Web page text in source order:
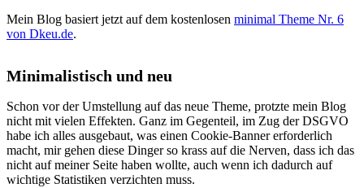
Mein Blog basiert jetzt auf dem kostenlosen minimal Theme Nr. 6
von Dkeu.de.
Minimalistisch und neu
Schon vor der Umstellung auf das neue Theme, protzte mein Blog
nicht mit vielen Effekten. Ganz im Gegenteil, im Zug der DSGVO
habe ich alles ausgebaut, was einen Cookie-Banner erforderlich
macht, mir gehen diese Dinger so krass auf die Nerven, dass ich das
nicht auf meiner Seite haben wollte, auch wenn ich dadurch auf
wichtige Statistiken verzichten muss.